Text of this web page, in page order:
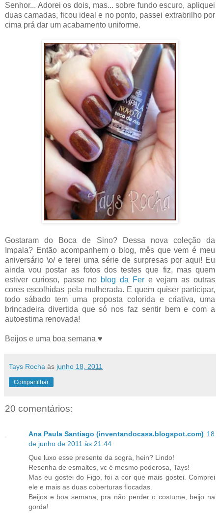
Senhor... Adorei os dois, mas... sobre fundo escuro, apliquei
duas camadas, ficou ideal e no ponto, passei extrabrilho por
cima prá dar um acabamento uniforme.
Gostaram do Boca de Sino? Dessa nova coleção da
Impala? Então acompanhem o blog, mês que vem é meu
aniversário \o/ e terei uma série de surpresas por aqui! Eu
ainda vou postar as fotos dos testes que fiz, mas quem
estiver curioso, passe no blog da Fere vejam as outras
cores escolhidas pela mulherada. E quem quiser participar,
todo sábado tem uma proposta colorida e criativa, uma
brincadeira divertida que só nos faz sentir bem e com a
autoestima renovada!
Beijos e uma boa semana ♥
Tays Rocha às junho 18, 2011
Compartilhar
20 comentários:
Ana Paula Santiago (inventandocasa.blogspot.com) 18
de junho de 2011 às 21:44
Que luxo esse presente da sogra, hein? Lindo!
Resenha de esmaltes, vc é mesmo poderosa, Tays!
Mas eu gostei do Figo, foi a cor que mais gostei. Comprei
ele e mais as duas coberturas flocadas.
Beijos e boa semana, pra não perder o costume, beijo na
gorda!